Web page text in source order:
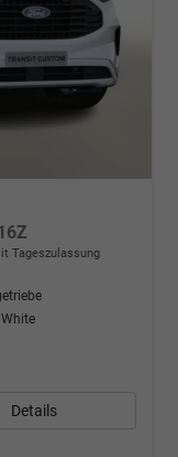
Tageszulassung
Details